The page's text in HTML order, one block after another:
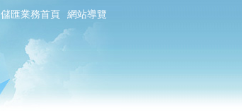
儲匯業務首頁 網站導覽